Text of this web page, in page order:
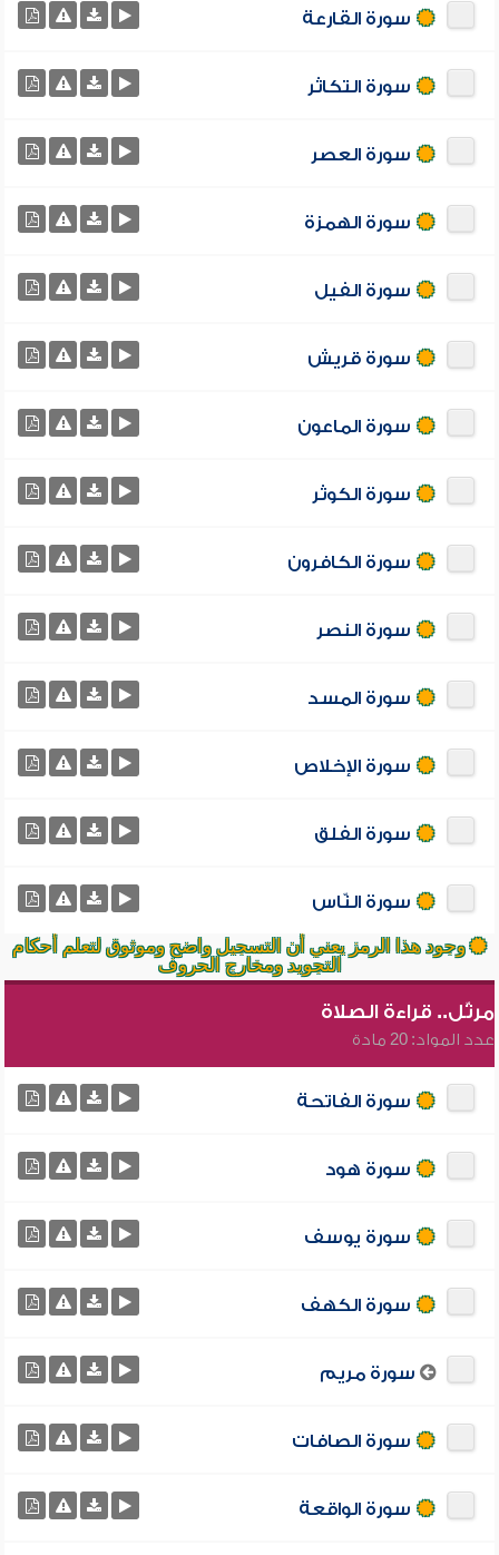
سورة القارعة
سورة التكاثر
سورة العصر
سورة الهمزة
سورة الفيل
سورة قريش
سورة الماعون
سورة الكوثر
سورة الكافرون
سورة النصر
سورة المسد
سورة الإخلاص
سورة الفلق
سورة النّاس
وجود هذا الرمز يعني أن التسجيل واضح وموثوق لتعلم أحكام
التجويد ومخارج الحروف
مرتّل.. قراءة الصلاة
عدد المواد: 20 مادة
سورة الفاتحة
سورة هود
سورة يوسف
سورة الكهف
سورة مريم
سورة الصافات
سورة الواقعة